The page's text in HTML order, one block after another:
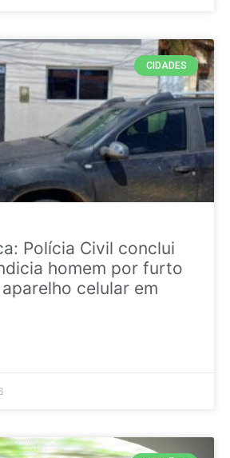
CIDADES
Polícia Civil conclui
homem por furto
celular em